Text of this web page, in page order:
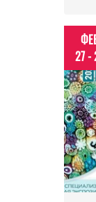
27 -